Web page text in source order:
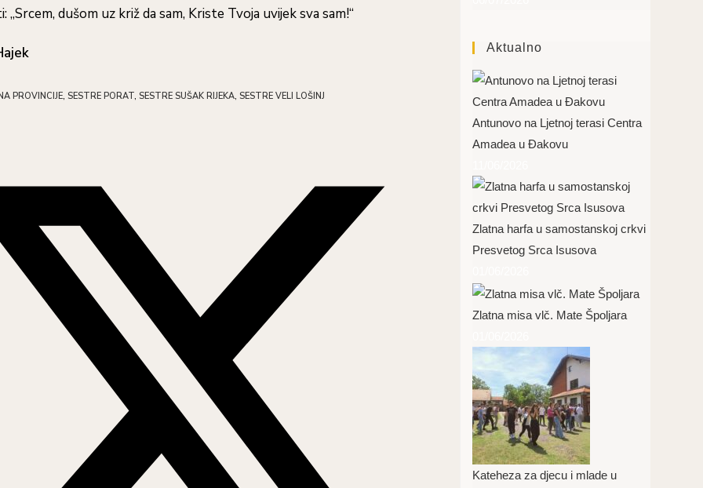
„Srcem, dušom uz križ da sam, Kriste Tvoja uvijek sva sam!“
PROVINCIJE, SESTRE PORAT, SESTRE SUŠAK RIJEKA, SESTRE VELI LOŠINJ
Aktualno
Antunovo na Ljetnoj terasi Centra
Amadea u Đakovu
Zlatna harfa u samostanskoj crkvi
Presvetog Srca Isusova
Zlatna misa vlč. Mate Špoljara
Kateheza za djecu i mlade u